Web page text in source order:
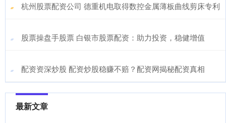
​杭州股票配资公司 德重机电取得数控金属薄板曲线剪床专利
​股票操盘手股票 白银市股票配资：助力投资，稳健增值
​配资资深炒股 配资炒股稳赚不赔？配资网揭秘配资真相
最新文章